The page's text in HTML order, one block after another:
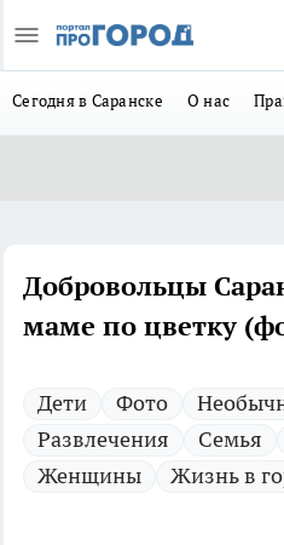
Сегодня в Саранске О нас
Добровольцы
маме по цветку
Дети Фото
Развлечения
Семья
Женщины
Жизнь в